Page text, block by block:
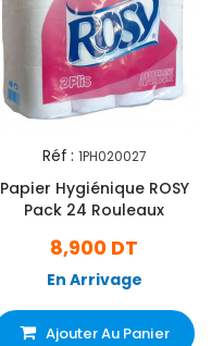
Réf : 1PH020027
Papier Hygiénique ROSY
Pack 24 Rouleaux
8,900 DT
En Arrivage
Ajouter Au Panier